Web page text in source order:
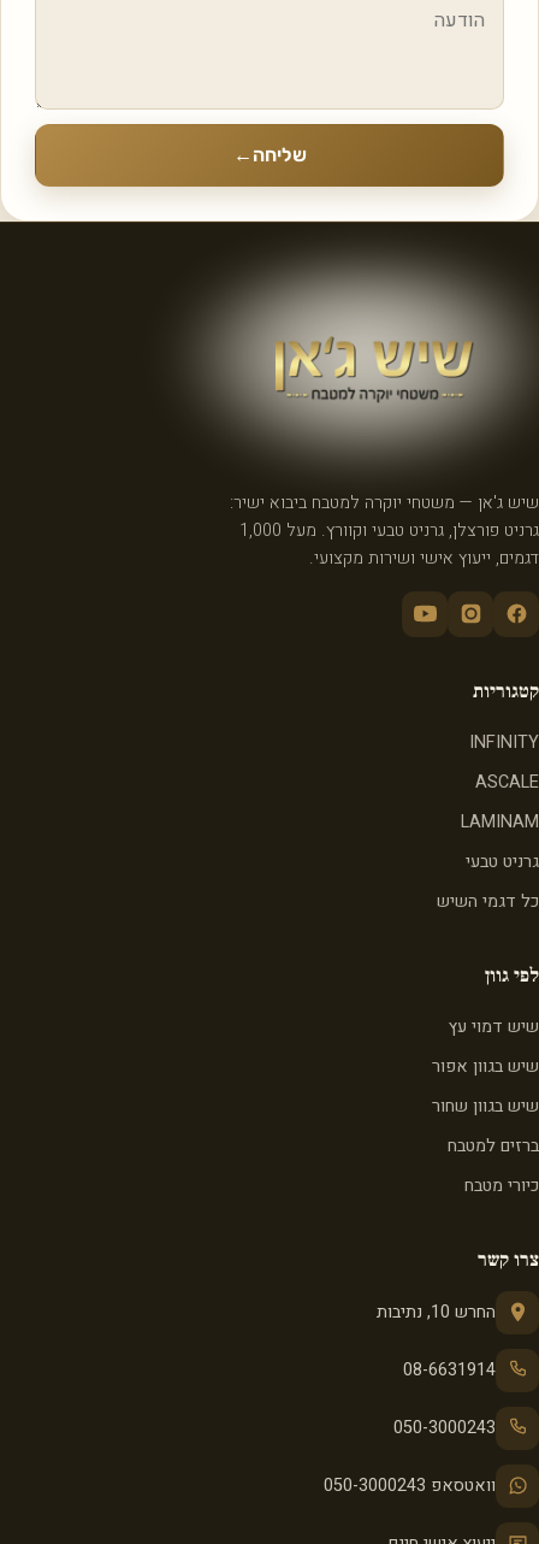
שליחה ←
שיש ג'אן — משטחי יוקרה למטבח ביבוא ישיר:
גרניט פורצלן, גרניט טבעי וקוורץ. מעל 1,000
דגמים, ייעוץ אישי ושירות מקצועי.
קטגוריות
INFINITY
ASCALE
LAMINAM
גרניט טבעי
כל דגמי השיש
לפי גוון
שיש דמוי עץ
שיש בגוון אפור
שיש בגוון שחור
ברזים למטבח
כיורי מטבח
צרו קשר
החרש 10, נתיבות
08-6631914
050-3000243
וואטסאפ 050-3000243